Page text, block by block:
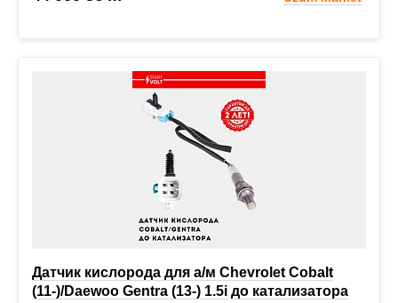
Датчик кислорода для а/м Chevrolet Cobalt
(11-)/Daewoo Gentra (13-) 1.5i до катализатора